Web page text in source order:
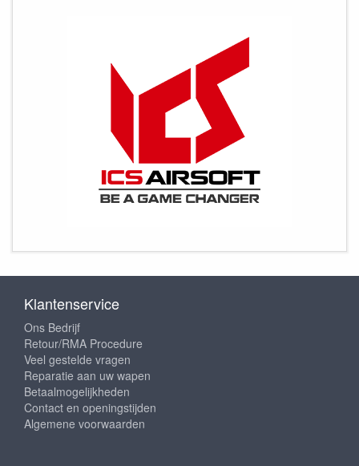
Klantenservice
Ons Bedrijf
Retour/RMA Procedure
Veel gestelde vragen
Reparatie aan uw wapen
Betaalmogelijkheden
Contact en openingstijden
Algemene voorwaarden